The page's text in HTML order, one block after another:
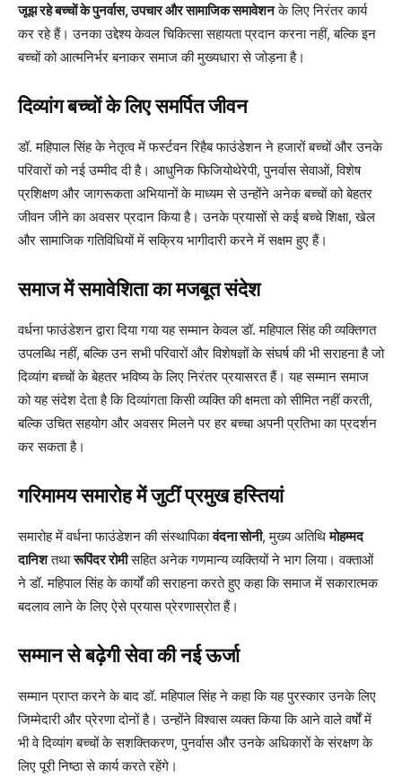
जूझ रहे बच्चों के पुनर्वास, उपचार और सामाजिक समावेशनके लिए निरंतर कार्य
कर रहे हैं। उनका उद्देश्य केवल चिकित्सा सहायता प्रदान करना नहीं, बल्कि इन
बच्चों को आत्मनिर्भर बनाकर समाज की मुख्यधारा से जोड़ना है।
दिव्यांग बच्चों के लिए समर्पित जीवन
डॉ. महिपाल सिंह के नेतृत्व में फर्स्टवन रिहैब फाउंडेशन ने हजारों बच्चों और उनके
परिवारों को नई उम्मीद दी है। आधुनिक फिजियोथेरेपी, पुनर्वास सेवाओं, विशेष
प्रशिक्षण और जागरूकता अभियानों के माध्यम से उन्होंने अनेक बच्चों को बेहतर
जीवन जीने का अवसर प्रदान किया है। उनके प्रयासों से कई बच्चे शिक्षा, खेल
और सामाजिक गतिविधियों में सक्रिय भागीदारी करने में सक्षम हुए हैं।
समाज में समावेशिता का मजबूत संदेश
वर्धना फाउंडेशन द्वारा दिया गया यह सम्मान केवल डॉ. महिपाल सिंह की व्यक्तिगत
उपलब्धि नहीं, बल्कि उन सभी परिवारों और विशेषज्ञों के संघर्ष की भी सराहना है जो
दिव्यांग बच्चों के बेहतर भविष्य के लिए निरंतर प्रयासरत हैं। यह सम्मान समाज
को यह संदेश देता है कि दिव्यांगता किसी व्यक्ति की क्षमता को सीमित नहीं करती,
बल्कि उचित सहयोग और अवसर मिलने पर हर बच्चा अपनी प्रतिभा का प्रदर्शन
कर सकता है।
गरिमामय समारोह में जुटीं प्रमुख हस्तियां
समारोह में वर्धना फाउंडेशन की संस्थापिकावंदना सोनी, मुख्य अतिथिमोहम्मद
दानिशतथारूपिंदर रोमीसहित अनेक गणमान्य व्यक्तियों ने भाग लिया। वक्ताओं
ने डॉ. महिपाल सिंह के कार्यों की सराहना करते हुए कहा कि समाज में सकारात्मक
बदलाव लाने के लिए ऐसे प्रयास प्रेरणास्रोत हैं।
सम्मान से बढ़ेगी सेवा की नई ऊर्जा
सम्मान प्राप्त करने के बाद डॉ. महिपाल सिंह ने कहा कि यह पुरस्कार उनके लिए
जिम्मेदारी और प्रेरणा दोनों है। उन्होंने विश्वास व्यक्त किया कि आने वाले वर्षों में
भी वे दिव्यांग बच्चों के सशक्तिकरण, पुनर्वास और उनके अधिकारों के संरक्षण के
लिए पूरी निष्ठा से कार्य करते रहेंगे।